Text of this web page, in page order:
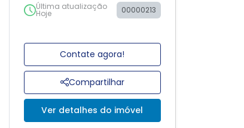
Última atualização
Hoje 00000213
Contate agora!
Compartilhar
Ver detalhes do imóvel